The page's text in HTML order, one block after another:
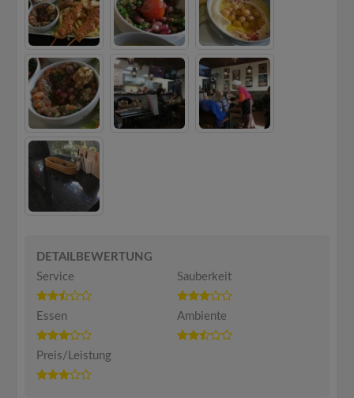
DETAILBEWERTUNG
Service
Sauberkeit
Essen Ambiente
Preis/Leistung